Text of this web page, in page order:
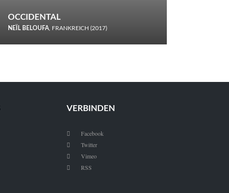
OCCIDENTAL
NEÏL BELOUFA, FRANKREICH (2017)
VERBINDEN
 Facebook
 Twitter
 Vimeo
 RSS